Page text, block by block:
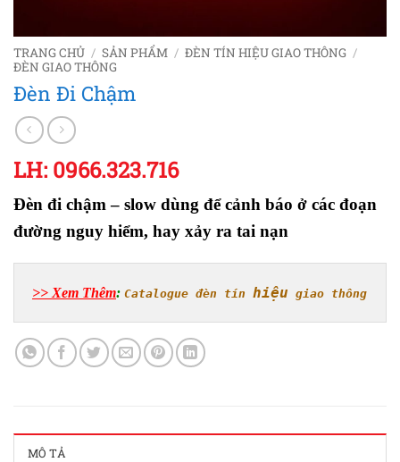
TRANG CHỦ / SẢN PHẨM / ĐÈN TÍN HIỆU GIAO THÔNG /
ĐÈN GIAO THÔNG
Đèn Đi Chậm
LH: 0966.323.716
Đèn đi chậm – slow dùng để cảnh báo ở các đoạn
đường nguy hiểm, hay xảy ra tai nạn
>> Xem Thêm: Catalogue đèn tín hiệu giao thông
MÔ TẢ